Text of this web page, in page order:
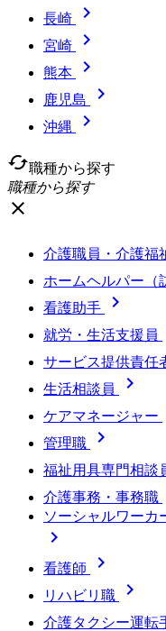
長崎 
宮崎 
熊本 
鹿児島 
沖縄

cached職種から探す
職種から探す
close
介護職員・介護福
ホームヘルパー（
看護助手 
就労・生活支援員
サービス提供責任
生活相談員 
ケアマネージャー
管理職 
福祉用具専門相談
介護事務・事務職
ソーシャルワーカ

看護師 
リハビリ職 
介護タクシー運転